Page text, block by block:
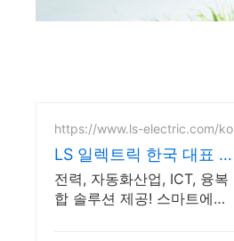
https://www.ls-electric.com/ko
LS 일렉트릭 한국 대표 전
력기업
전력, 자동화산업, ICT, 융복
합 솔루션 제공! 스마트에너